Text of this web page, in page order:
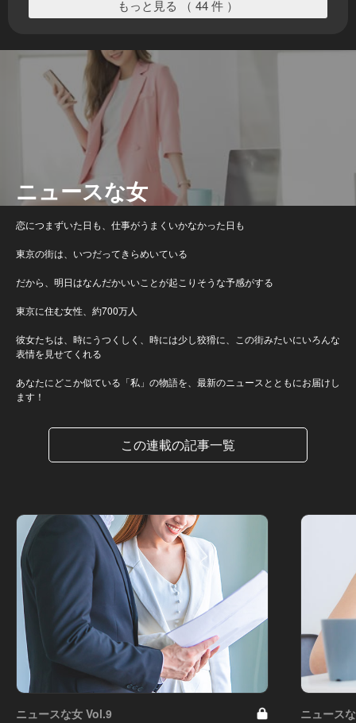
もっと見る （ 44 件 ）
ニュースな女
恋につまずいた日も、仕事がうまくいかなかった日も
東京の街は、いつだってきらめいている
だから、明日はなんだかいいことが起こりそうな予感がする
東京に住む女性、約700万人
彼女たちは、時にうつくしく、時には少し狡猾に、この街みたいにいろんな
表情を見せてくれる
あなたにどこか似ている「私」の物語を、最新のニュースとともにお届けし
ます！
この連載の記事一覧
ニュースな女 Vol.9 ニュース